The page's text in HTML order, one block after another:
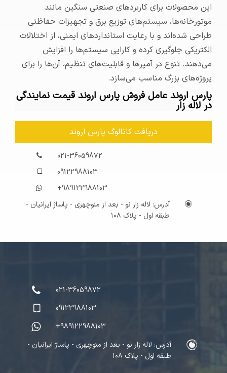
این محصولات برای کاربردهای صنعتی سنگین مانند
موتورخانه‌ها، سیستم‌های توزیع برق و تجهیزات حفاظتی
طراحی شده‌اند و با رعایت استانداردهای ایمنی، از اختلالات
الکتریکی جلوگیری کرده و کارایی سیستم‌ها را افزایش
می‌دهند. تنوع در آمپرها و قابلیت‌های تنظیم، آن‌ها را برای
پروژه‌های بزرگ مناسب می‌سازد.
پارس اروند عامل فروش پارس اروند قیمت نمایندگی
در لاله زار
دریافت کاتالوگ پارس اروند
021-36059872
09122988103
+989122988103
آدرس: لاله زار نو - بعد از منوچهری - پاساژ ایرانیان -
طبقه اول - پلاک ۱۰۸
021-36059872
09122988103
+989122988103
آدرس: لاله زار نو - بعد از منوچهری - پاساژ ایرانیان -
طبقه اول - پلاک ۱۰۸